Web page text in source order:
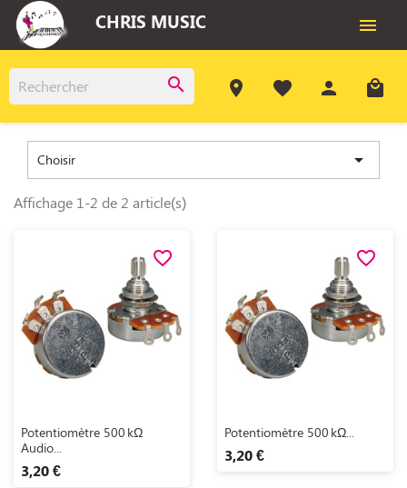
CHRIS MUSIC 
search room favorite person local_mall
Choisir 
Affichage 1-2 de 2 article(s)
 Aperçu rapide
Potentiomètre 500 KΩ
Audio...
3,20 €
favorite_border
 Aperçu rapide
Potentiomètre 500 KΩ...
3,20 €
favorite_border